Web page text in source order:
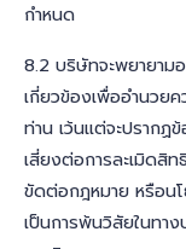
กำหนด
8.2 บริษัทจะพยายาม
เกี่ยวข้องเพื่ออำนวย
ท่าน เว้นแต่จะปรากฏ
เสี่ยงต่อการละเมิดสิท
ขัดต่อกฎหมาย หรือน
เป็นการพ้นวิสัยในทา